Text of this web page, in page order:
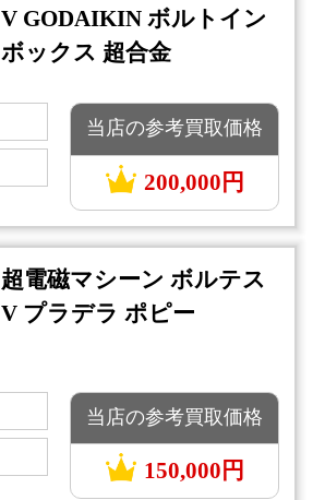
V GODAIKIN ボルトイン
ボックス 超合金
当店の参考買取価格
200,000円
超電磁マシーン ボルテス
V プラデラ ポピー
当店の参考買取価格
150,000円